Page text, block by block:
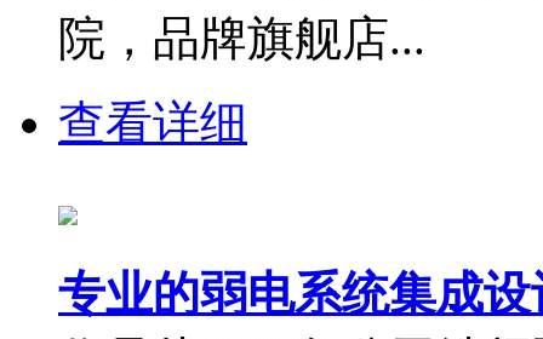
院，品牌旗舰店...
查看详细
专业的弱电系统集成